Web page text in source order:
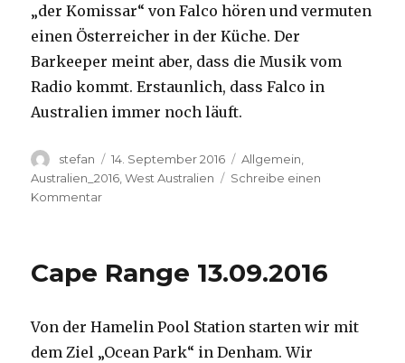
„der Komissar“ von Falco hören und vermuten
einen Österreicher in der Küche. Der
Barkeeper meint aber, dass die Musik vom
Radio kommt. Erstaunlich, dass Falco in
Australien immer noch läuft.
Autor
stefan
Veröffentlicht
am
14. September 2016 Kategorien
Allgemein
Australien_2016 ,West Australien
Schreibe einen
Kommentarzu
Cape Range 13.09.2016
Von der Hamelin Pool Station starten wir mit
dem Ziel „Ocean Park“ in Denham. Wir